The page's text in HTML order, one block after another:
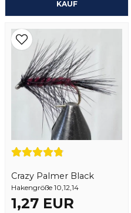
KAUF
Crazy Palmer Black
Hakengröße 10,12,14
1,27 EUR